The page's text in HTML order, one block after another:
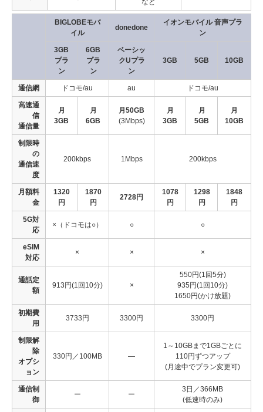
など
BIGLOBEモバ
イル
donedone
イオンモバイル 音声プラ
ン
3GB
プラ
ン
6GB
プラ
ン
ベーシッ
クUプラ
ン
3GB 5GB 10GB
通信網 ドコモ/au au ドコモ/au
高速通
信
通信量
月
3GB
月
6GB
月50GB
(3Mbps)
月
3GB
月
5GB
月
10GB
制限時
の
通信速
度
200kbps 1Mbps 200kbps
月額料
金
1320
円
1870
円
2728円
1078
円
1298
円
1848
円
5G対
応
×（ドコモは○） ○ ○
eSIM
対応
× × ×
通話定
額
913円(1回10分) ×
550円(1回5分)
935円(1回10分)
1650円(かけ放題)
初期費
用
3733円 3300円 3300円
制限解
除
オプシ
ョン
330円／100MB ―
1～10GBまで1GBごとに
110円ずつアップ
(月途中でプラン変更可)
通信制
御
ー ー
3日／366MB
(低速時のみ)